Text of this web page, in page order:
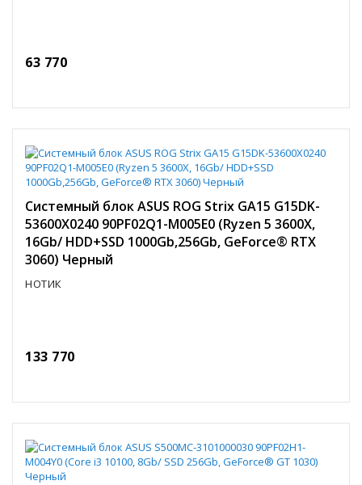
63 770
Системный блок ASUS ROG Strix GA15 G15DK-
53600X0240 90PF02Q1-M005E0 (Ryzen 5 3600X,
16Gb/ HDD+SSD 1000Gb,256Gb, GeForce® RTX
3060) Черный
НОТИК
133 770